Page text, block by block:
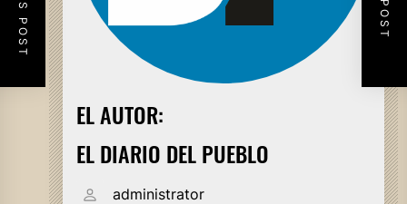
EL AUTOR:
EL DIARIO DEL PUEBLO
administrator